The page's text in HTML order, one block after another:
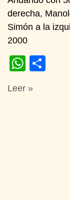
derecha,
Simón a la
2000
Leer »